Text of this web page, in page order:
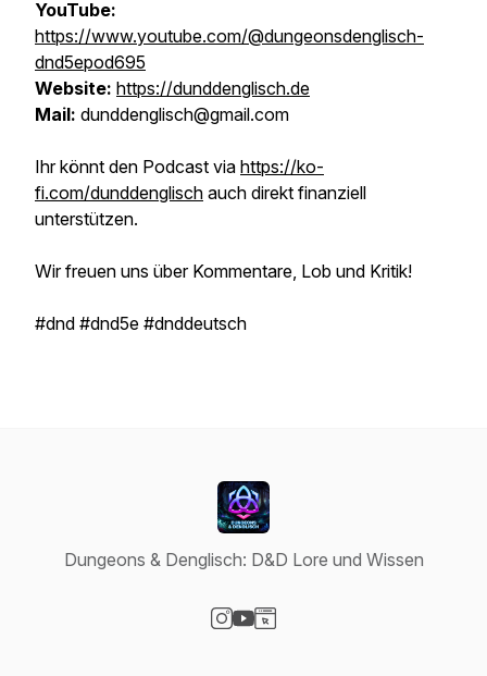
YouTube:
https://www.youtube.com/@dungeonsdenglisch-
dnd5epod695
Website: https://dunddenglisch.de
Mail: dunddenglisch@gmail.com
Ihr könnt den Podcast via https://ko-
fi.com/dunddenglisch auch direkt finanziell
unterstützen.
Wir freuen uns über Kommentare, Lob und Kritik!
#dnd #dnd5e #dnddeutsch
Dungeons & Denglisch: D&D Lore und Wissen